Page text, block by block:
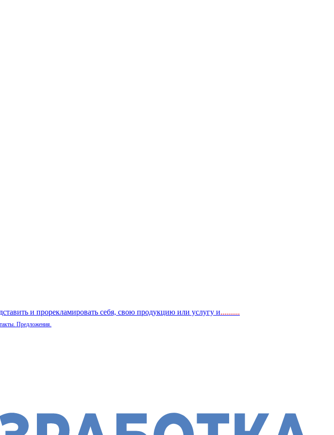
и прорекламировать себя, свою продукцию или услугу и..........
Предложения.